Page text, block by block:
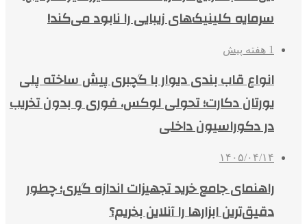
سرمایه کلینیک‌های زیبایی را نابود می‌کند!
1 هفته پیش
انواع قاب بندی دیوار با گچبری پیش ساخته پلی
یورتان دکارت؛ تحولی لوکس، فوری و بدون تخریب
در دکوراسیون داخلی
۱۴۰۵/۰۴/۱۴
راهنمای جامع خرید تجهیزات اندازه گیری؛ چطور
دقیق‌ترین ابزارها را آنلاین بخریم؟